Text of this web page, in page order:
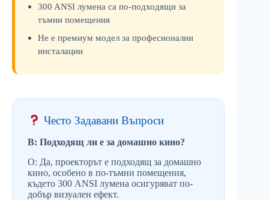
300 ANSI лумена са по-подходящи за
тъмни помещения
Не е премиум модел за професионални
инсталации
Често Задавани Въпроси
В: Подходящ ли е за домашно кино?
О: Да, проекторът е подходящ за домашно
кино, особено в по-тъмни помещения,
където 300 ANSI лумена осигуряват по-
добър визуален ефект.